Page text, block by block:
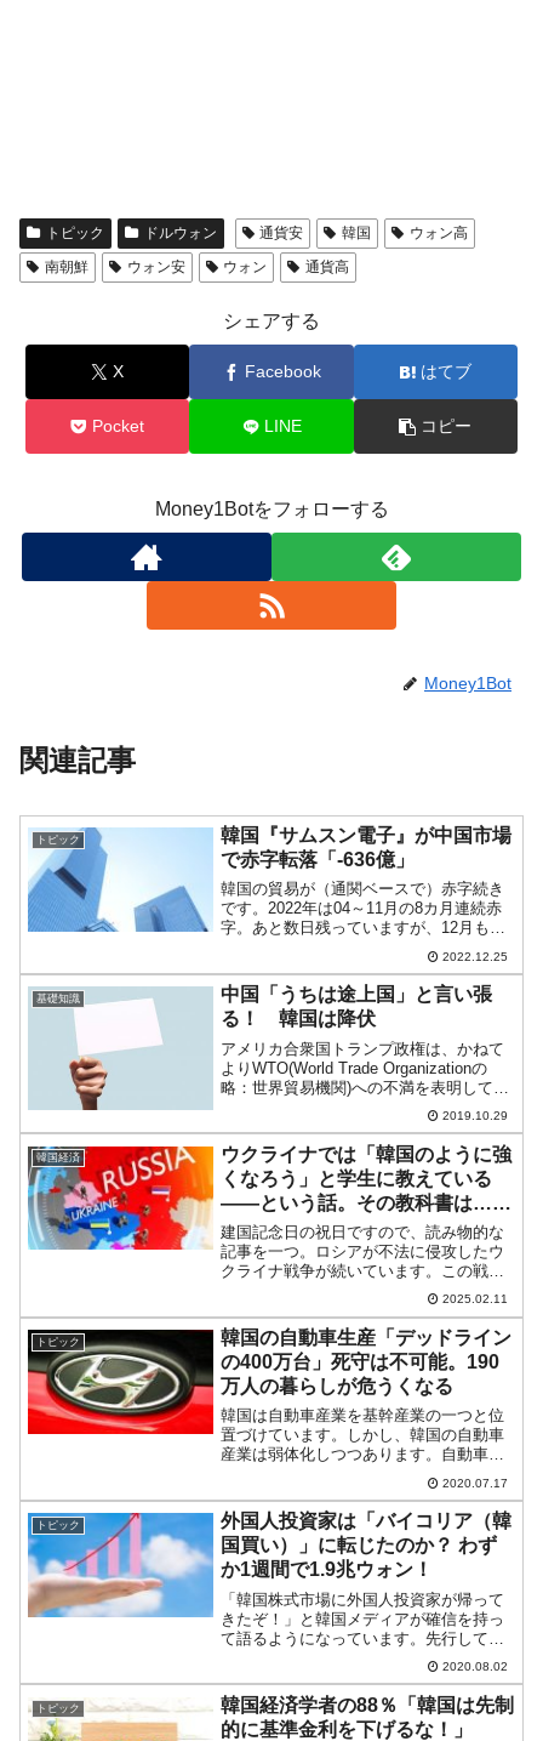
トピック ドルウォン 通貨安 韓国
ウォン高
南朝鮮
ウォン安 ウォン 通貨高
シェアする
X Facebook はてブ
Pocket LINE コピー
Money1Botをフォローする
Money1Bot
関連記事
トピック
韓国『サムスン電子』が中国市場
で赤字転落「-636億」
韓国の貿易が（通関ベースで）赤字続き
です。2022年は04～11月の8カ月連続赤
字。あと数日残っていますが、12月も赤
字が確定ですので9カ月連続になります。
韓国が苦しいのは、対中国貿易でのもう
けが急減したことにあります。上掲のと
おり、202...
2022.12.25
基礎知識
中国「うちは途上国」と言い張
る！ 韓国は降伏
アメリカ合衆国トランプ政権は、かねて
よりWTO(World Trade Organizationの
略：世界貿易機関)への不満を表明してき
ました。拒否権がないこと、裁定が遅い
こと、さらには合衆国の主張が通らない
こと(笑)など、合衆国の不満は挙...
2019.10.29
韓国経済
ウクライナでは「韓国のように強
くなろう」と学生に教えている
――という話。その教科書は……
建国記念日の祝日ですので、読み物的な
記事を一つ。ロシアが不法に侵攻したウ
クライナ戦争が続いています。この戦い
は、絶対にロシアの敗北で幕を閉じねば
なりません。そうでなければ、「主権国
家の領土を不法に侵略して掠め取るこ
と」――を許容することにな...
2025.02.11
トピック
韓国の自動車生産「デッドライン
の400万台」死守は不可能。190
万人の暮らしが危うくなる
韓国は自動車産業を基幹産業の一つと位
置づけています。しかし、韓国の自動車
産業は弱体化しつつあります。自動車産
業は、完成自動車メーカーだけでなく、
多数の自動車部品メーカーによって成立
しています。そのため、自動車産業の弱
体化は、産業の裾野も含め...
2020.07.17
トピック
外国人投資家は「バイコリア（韓
国買い）」に転じたのか？ わず
か1週間で1.9兆ウォン！
「韓国株式市場に外国人投資家が帰って
きたぞ！」と韓国メディアが確信を持っ
て語るようになっています。先行してそ
のような記事が出た際（2020年07月21
日）には、「まだ1兆ウォン売り越してま
すけど」と冷やかしの記事を上げまし
た。その時点で確信...
2020.08.02
トピック
韓国経済学者の88％「韓国は先制
的に基準金利を下げるな！」